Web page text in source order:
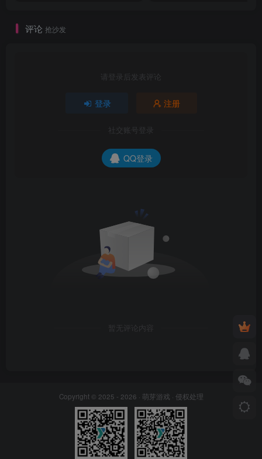
评论 抢沙发
请登录后发表评论
登录 注册
社交账号登录
QQ登录
暂无评论内容
Copyright © 2025 - 2026 · 萌芽游戏 · 侵权处理